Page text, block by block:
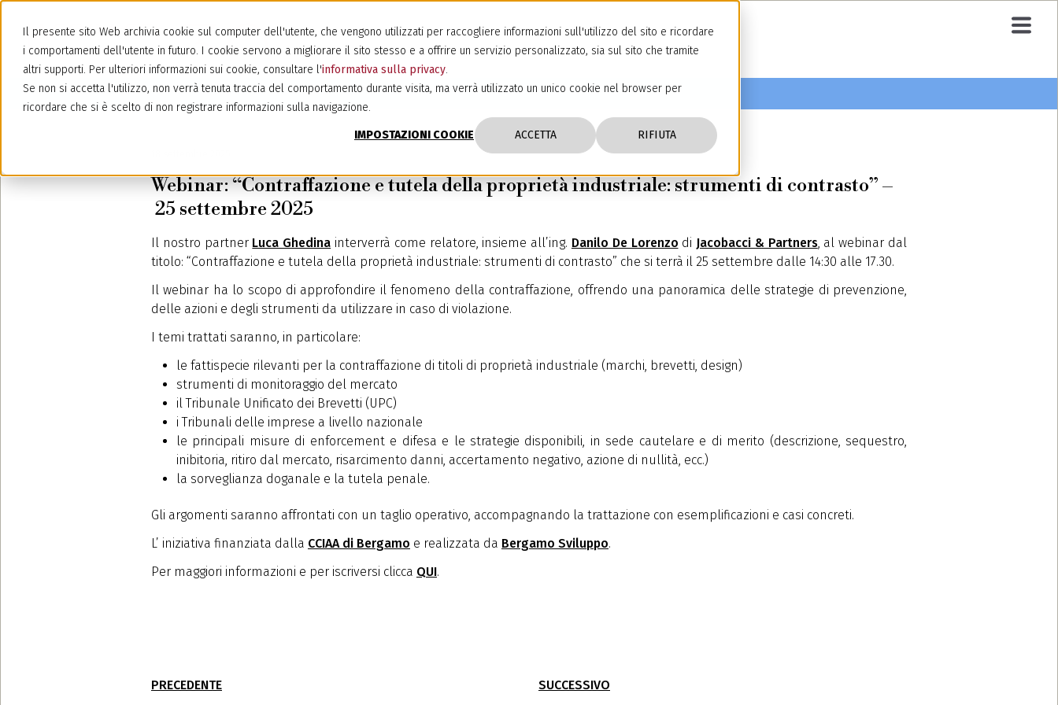
Il presente sito Web archivia cookie sul computer dell'utente, che vengono utilizzati per raccogliere informazioni sull'utilizzo del sito e ricordare
i comportamenti dell'utente in futuro. I cookie servono a migliorare il sito stesso e a offrire un servizio personalizzato, sia sul sito che tramite
altri supporti. Per ulteriori informazioni sui cookie, consultare l'informativa sulla privacy.
Se non si accetta l'utilizzo, non verrà tenuta traccia del comportamento durante visita, ma verrà utilizzato un unico cookie nel browser per
ricordare che si è scelto di non registrare informazioni sulla navigazione.
IMPOSTAZIONI COOKIE ACCETTA RIFIUTA
Webinar: “Contraffazione e tutela della proprietà industriale: strumenti di contrasto” –
25 settembre 2025
Il nostro partner Luca Ghedina interverrà come relatore, insieme all’ing. Danilo De Lorenzo di Jacobacci & Partners, al webinar dal
titolo: “Contraffazione e tutela della proprietà industriale: strumenti di contrasto” che si terrà il 25 settembre dalle 14:30 alle 17.30.
Il webinar ha lo scopo di approfondire il fenomeno della contraffazione, offrendo una panoramica delle strategie di prevenzione,
delle azioni e degli strumenti da utilizzare in caso di violazione.
I temi trattati saranno, in particolare:
le fattispecie rilevanti per la contraffazione di titoli di proprietà industriale (marchi, brevetti, design)
strumenti di monitoraggio del mercato
il Tribunale Unificato dei Brevetti (UPC)
i Tribunali delle imprese a livello nazionale
le principali misure di enforcement e difesa e le strategie disponibili, in sede cautelare e di merito (descrizione, sequestro,
inibitoria, ritiro dal mercato, risarcimento danni, accertamento negativo, azione di nullità, ecc.)
la sorveglianza doganale e la tutela penale.
Gli argomenti saranno affrontati con un taglio operativo, accompagnando la trattazione con esemplificazioni e casi concreti.
L’ iniziativa finanziata dalla CCIAA di Bergamo e realizzata da Bergamo Sviluppo.
Per maggiori informazioni e per iscriversi clicca QUI.
PRECEDENTE SUCCESSIVO